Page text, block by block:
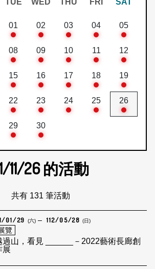
TUE WED THU FRI SAT
01 02 03 04 05
08 09 10 11 12
15 16 17 18 19
22 23 24 25 26
29 30
11/26的活動
共有 131 筆活動
01/29 (六) 112/05/28 (日)
覽
過山，看見 ______－2022藝術長廊創
展